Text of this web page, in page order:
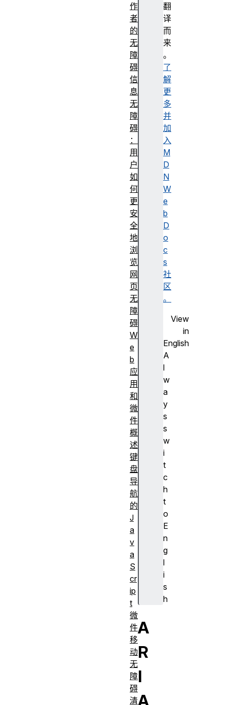
翻
译
而
来
。
了
解
更
多
并
加
入
M
D
N
W
e
b
D
o
c
s
社
区
。
View
in
English
A
l
w
a
y
s
s
w
i
t
c
h
t
o
E
n
g
l
i
s
h
A
R
I
A
作
者
的
无
障
碍
信
息
无
障
碍
：
用
户
如
何
更
安
全
地
浏
览
网
页
无
障
碍
W
e
b
应
用
和
微
件
概
述
键
盘
导
航
的
J
a
v
a
S
cr
ip
t
微
件
移
动
无
障
碍
清